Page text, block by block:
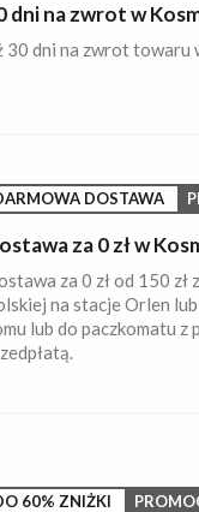
dni na zwrot w
30 dni na zwrot towaru
DOSTAWA
za 0 zł w
za 0 zł od 150
na stacje Orlen
lub do paczkomatu z
60% ZNIŻKI